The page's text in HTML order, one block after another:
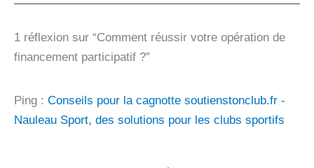
1 réflexion sur “Comment réussir votre opération de
financement participatif ?”
Ping : Conseils pour la cagnotte soutienstonclub.fr -
Nauleau Sport, des solutions pour les clubs sportifs